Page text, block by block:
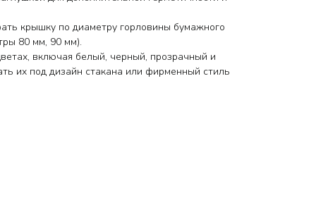
крышку по диаметру горловины бумажного
80 мм, 90 мм).
включая белый, черный, прозрачный и
их под дизайн стакана или фирменный стиль